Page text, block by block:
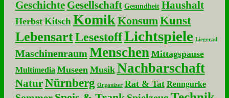
Geschichte Gesellschaft Gesundheit Haushalt
Herbst Kitsch KomikKonsumKunst
LebensartLesestoffLichtspiele Liegerad
Maschinenraum Menschen Mittagspause
Multimedia Museen Musik Nachbarschaft
NaturNürnberg Organizer Rat & Tat Renngurke